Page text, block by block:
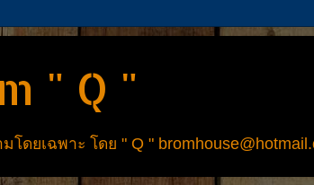
" Q "
ยเฉพาะ โดย " Q "